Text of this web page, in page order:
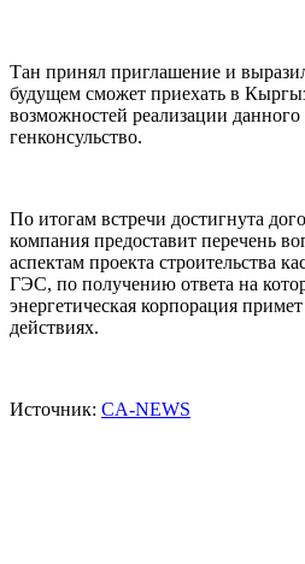
Тан принял приглашение и
будущем сможет приехать в
возможностей реализации
генконсульство.
По итогам встречи достигнута
компания предоставит перечень
аспектам проекта строительства
ГЭС, по получению ответа на
энергетическая корпорация
действиях.
Источник: CA-NEWS